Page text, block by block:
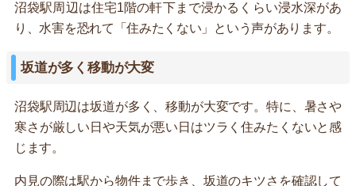
沼袋駅周辺は住宅1階の軒下まで浸かるくらい浸水深があ
り、水害を恐れて「住みたくない」という声があります。
坂道が多く移動が大変
沼袋駅周辺は坂道が多く、移動が大変です。特に、暑さや
寒さが厳しい日や天気が悪い日はツラく住みたくないと感
じます。
内見の際は駅から物件まで歩き、坂道のキツさを確認して